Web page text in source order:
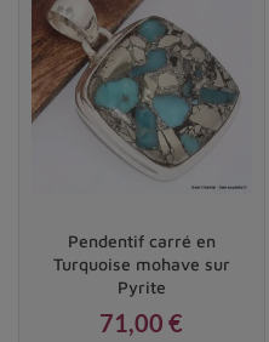
Pendentif carré en
Turquoise mohave sur
Pyrite
71,00 €